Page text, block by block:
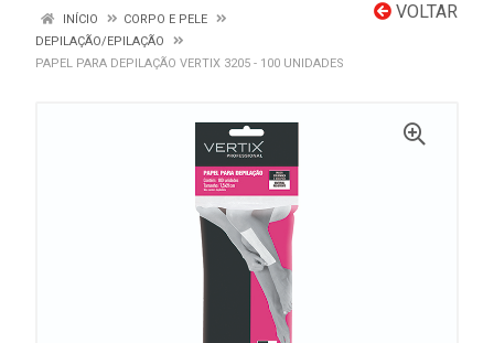
VOLTAR
INÍCIO
CORPO E PELE
DEPILAÇÃO/EPILAÇÃO
PAPEL PARA DEPILAÇÃO VERTIX 3205 - 100 UNIDADES